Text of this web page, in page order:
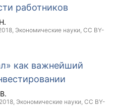
работников
, Экономические науки, CC BY-
как важнейший
, Экономические науки, CC BY-